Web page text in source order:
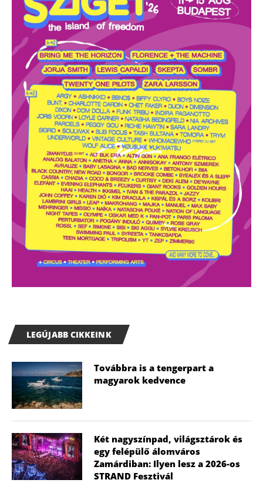
LEGÚJABB CIKKEINK
Továbbra is a tengerpart a
magyarok kedvence
Két nagyszínpad, világsztárok és
egy felépülő álomváros
Zamárdiban: Ilyen lesz a 2026-os
STRAND Fesztivál